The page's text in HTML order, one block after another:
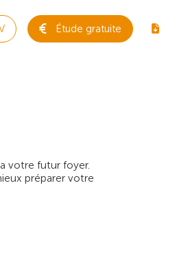
Étude gratuite
votre futur foyer.
préparer votre